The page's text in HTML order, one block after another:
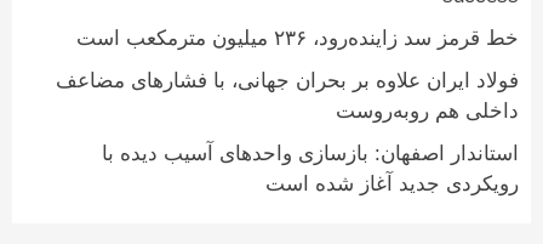
خط قرمز سد زاینده‌رود، ۲۳۶ میلیون مترمکعب است
فولاد ایران علاوه بر بحران جهانی، با فشارهای مضاعف
داخلی هم روبه‌روست
استاندار اصفهان: بازسازی واحدهای آسیب دیده با
رویکردی جدید آغاز شده است